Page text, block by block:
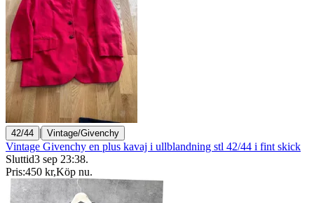
42/44 | Vintage/Givenchy
Vintage Givenchy en plus kavaj i ullblandning stl 42/44 i fint skick
Sluttid3 sep 23:38.
Pris:450 kr,Köp nu.